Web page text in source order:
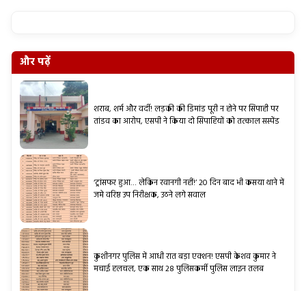
और पढ़ें
शराब, शर्म और वर्दी! लड़की की डिमांड पूरी न होने पर सिपाही पर
तांडव का आरोप, एसपी ने किया दो सिपाहियों को तत्काल सस्पेंड
‘ट्रांसफर हुआ… लेकिन रवानगी नहीं!’ 20 दिन बाद भी कसया थाने में
जमे वरिष्ठ उप निरीक्षक, उठने लगे सवाल
कुशीनगर पुलिस में आधी रात बड़ा एक्शन! एसपी केशव कुमार ने
मचाई हलचल, एक साथ 28 पुलिसकर्मी पुलिस लाइन तलब